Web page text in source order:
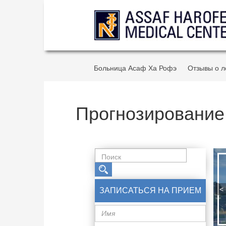
Больница Асаф Ха Рофэ Отзывы о
ЗАПИСАТЬСЯ НА ПРИЕМ
Имя
<